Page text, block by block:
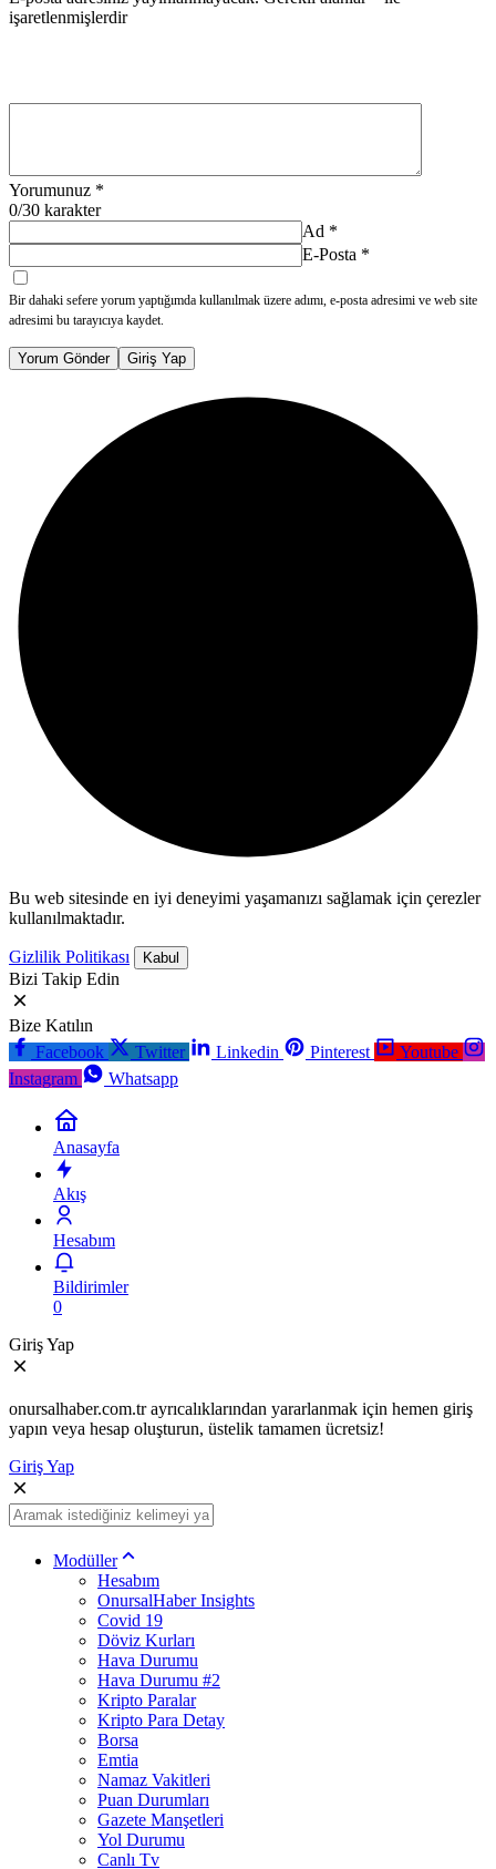
işaretlenmişlerdir
Yorumunuz *
0/30 karakter
Ad *
E-Posta *
Bir dahaki sefere yorum yaptığımda kullanılmak üzere adımı, e-posta adresimi ve web site
adresimi bu tarayıcıya kaydet.
Yorum Gönder Giriş Yap
Bu web sitesinde en iyi deneyimi yaşamanızı sağlamak için çerezler
kullanılmaktadır.
Gizlilik Politikası Kabul
Bizi Takip Edin
Bize Katılın
Facebook
Twitter Linkedin Pinterest
Youtube
Instagram
Whatsapp
Anasayfa
Akış
Hesabım
Bildirimler
0
Giriş Yap
onursalhaber.com.tr ayrıcalıklarından yararlanmak için hemen giriş
yapın veya hesap oluşturun, üstelik tamamen ücretsiz!
Giriş Yap
Modüller
Hesabım
OnursalHaber Insights
Covid 19
Döviz Kurları
Hava Durumu
Hava Durumu #2
Kripto Paralar
Kripto Para Detay
Borsa
Emtia
Namaz Vakitleri
Puan Durumları
Gazete Manşetleri
Yol Durumu
Canlı Tv